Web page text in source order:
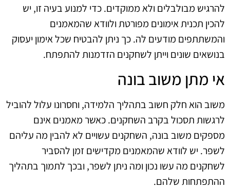
להרגיש מבולבלים ולא ממוקדים. כדי למנוע בעיה זו, יש
להכין תכנית אימונים מפורטת ולוודא שהמאמנים
והמשתתפים מודעים לה. כך ניתן להבטיח שכל אימון יעסוק
בנושאים שונים וייתן לשחקנים הזדמנות להתפתח.
אי מתן משוב בונה
משוב הוא חלק חשוב בתהליך הלמידה, וחסרונו עלול להוביל
לרגשות תסכול בקרב השחקנים. כאשר מאמנים אינם
מספקים משוב בונה, השחקנים עשויים לא להבין מה עליהם
לשפר. יש לוודא שהמאמנים מקדישים זמן להסביר
לשחקנים מה עשו נכון ומה ניתן לשפר, ובכך לתמוך בתהליך
ההתפתחות שלהם.